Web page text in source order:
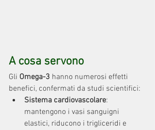
A cosa servono
Gli Omega-3 hanno numerosi effetti
benefici, confermati da studi scientifici:
Sistema cardiovascolare:
mantengono i vasi sanguigni
elastici, riducono i trigliceridi e